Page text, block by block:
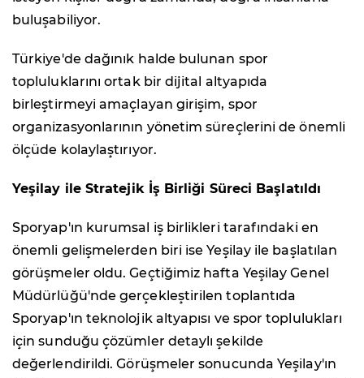
buluşabiliyor.
Türkiye'de dağınık halde bulunan spor
topluluklarını ortak bir dijital altyapıda
birleştirmeyi amaçlayan girişim, spor
organizasyonlarının yönetim süreçlerini de önemli
ölçüde kolaylaştırıyor.
Yeşilay ile Stratejik İş Birliği Süreci Başlatıldı
Sporyap'ın kurumsal iş birlikleri tarafındaki en
önemli gelişmelerden biri ise Yeşilay ile başlatılan
görüşmeler oldu. Geçtiğimiz hafta Yeşilay Genel
Müdürlüğü'nde gerçekleştirilen toplantıda
Sporyap'ın teknolojik altyapısı ve spor toplulukları
için sunduğu çözümler detaylı şekilde
değerlendirildi. Görüşmeler sonucunda Yeşilay'ın